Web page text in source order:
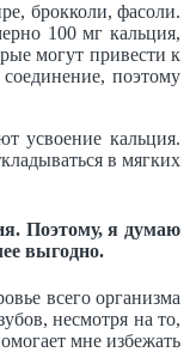
брокколи, фасоли.
100 мг кальция,
могут привести к
поэтому
усвоение кальция.
в мягких
Поэтому, я думаю
выгодно.
всего организма
несмотря на то,
мне избежать